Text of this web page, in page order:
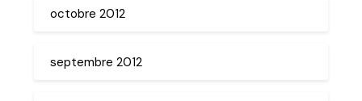
octobre 2012
septembre 2012